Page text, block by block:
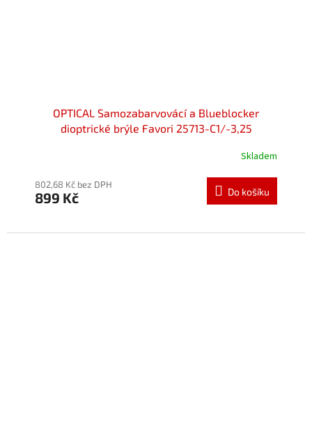
OPTICAL Samozabarvovácí a Blueblocker
dioptrické brýle Favori 25713-C1/-3,25
Skladem
802,68 Kč bez DPH
899 Kč Do košíku